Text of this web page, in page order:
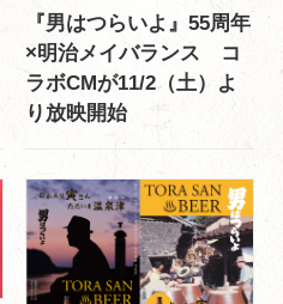
『男はつらいよ』55周年
×明治メイバランス コ
ラボCMが11/2（土）よ
り放映開始